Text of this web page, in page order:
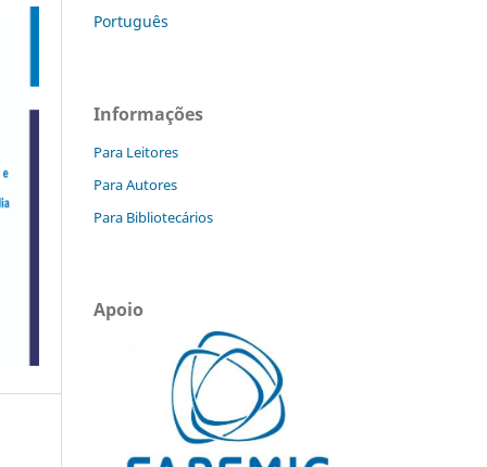
Português
Informações
Para Leitores
Para Autores
Para Bibliotecários
Apoio